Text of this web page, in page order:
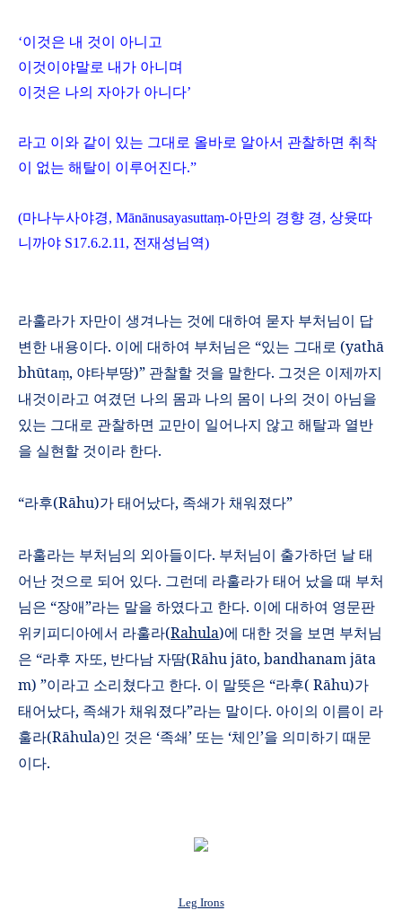
‘이것은 내 것이 아니고
이것이야말로 내가 아니며
이것은 나의 자아가 아니다’
라고 이와 같이 있는 그대로 올바로 알아서 관찰하면 취착
이 없는 해탈이 이루어진다.”
(마나누사야경, Mānānusayasuttaṃ-아만의 경향 경, 상윳따
니까야 S17.6.2.11, 전재성님역)
라훌라가 자만이 생겨나는 것에 대하여 묻자 부처님이 답
변한 내용이다. 이에 대하여 부처님은 “있는 그대로 (yathā
bhūtaṃ, 야타부땅)” 관찰할 것을 말한다. 그것은 이제까지
내것이라고 여겼던 나의 몸과 나의 몸이 나의 것이 아님을
있는 그대로 관찰하면 교만이 일어나지 않고 해탈과 열반
을 실현할 것이라 한다.
“라후(Rāhu)가 태어났다, 족쇄가 채워졌다”
라훌라는 부처님의 외아들이다. 부처님이 출가하던 날 태
어난 것으로 되어 있다. 그런데 라훌라가 태어 났을 때 부처
님은 “장애”라는 말을 하였다고 한다. 이에 대하여 영문판
위키피디아에서 라훌라(Rahula)에 대한 것을 보면 부처님
은 “라후 자또, 반다남 자땀(Rāhu jāto, bandhanam jāta
m) ”이라고 소리쳤다고 한다. 이 말뜻은 “라후( Rāhu)가
태어났다, 족쇄가 채워졌다”라는 말이다. 아이의 이름이 라
훌라(Rāhula)인 것은 ‘족쇄’ 또는 ‘체인’을 의미하기 때문
이다.
Leg Irons